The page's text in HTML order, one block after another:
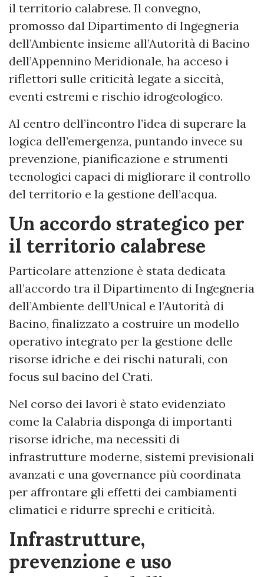
il territorio calabrese. Il convegno,
promosso dal Dipartimento di Ingegneria
dell’Ambiente insieme all’Autorità di Bacino
dell’Appennino Meridionale, ha acceso i
riflettori sulle criticità legate a siccità,
eventi estremi e rischio idrogeologico.
Al centro dell’incontro l’idea di superare la
logica dell’emergenza, puntando invece su
prevenzione, pianificazione e strumenti
tecnologici capaci di migliorare il controllo
del territorio e la gestione dell’acqua.
Un accordo strategico per
il territorio calabrese
Particolare attenzione è stata dedicata
all’accordo tra il Dipartimento di Ingegneria
dell’Ambiente dell’Unical e l’Autorità di
Bacino, finalizzato a costruire un modello
operativo integrato per la gestione delle
risorse idriche e dei rischi naturali, con
focus sul bacino del Crati.
Nel corso dei lavori è stato evidenziato
come la Calabria disponga di importanti
risorse idriche, ma necessiti di
infrastrutture moderne, sistemi previsionali
avanzati e una governance più coordinata
per affrontare gli effetti dei cambiamenti
climatici e ridurre sprechi e criticità.
Infrastrutture,
prevenzione e uso